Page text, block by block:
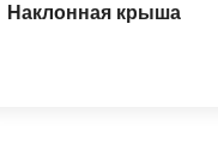
Наклонная крыша